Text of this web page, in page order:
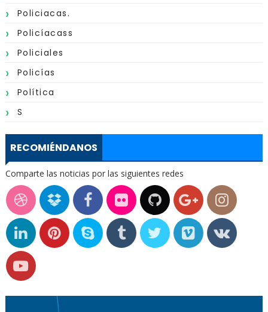
Policiacas.
Policíacass
Policiales
Policías
Política
S
RECOMIÉNDANOS
Comparte las noticias por las siguientes redes